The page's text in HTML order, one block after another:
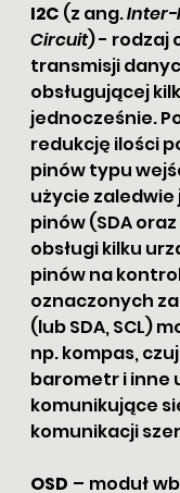
I2C (z ang.
Circuit) - rodzaj
transmisji
obsługującej
jednocześnie.
redukcję ilości
pinów typu
użycie
pinów (SDA oraz
obsługi kilku
pinów na
oznaczonych
(lub SDA, SCL)
np. kompas,
barometr i inne
komunikujące
komunikacji
OSD – moduł